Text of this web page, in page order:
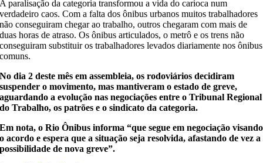
A paralisação da categoria transformou a vida do carioca num
verdadeiro caos. Com a falta dos ônibus urbanos muitos trabalhadores
não conseguiram chegar ao trabalho, outros chegaram com mais de
duas horas de atraso. Os ônibus articulados, o metrô e os trens não
conseguiram substituir os trabalhadores levados diariamente nos ônibus
comuns.
No dia 2 deste mês em assembleia, os rodoviários decidiram
suspender o movimento, mas mantiveram o estado de greve,
aguardando a evolução nas negociações entre o Tribunal Regional
do Trabalho, os patrões e o sindicato da categoria.
Em nota, o Rio Ônibus informa “que segue em negociação visando
o acordo e espera que a situação seja resolvida, afastando de vez a
possibilidade de nova greve”.